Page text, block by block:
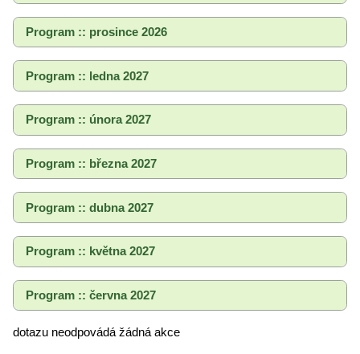
Program :: prosince 2026
Program :: ledna 2027
Program :: února 2027
Program :: března 2027
Program :: dubna 2027
Program :: května 2027
Program :: června 2027
dotazu neodpovádá žádná akce